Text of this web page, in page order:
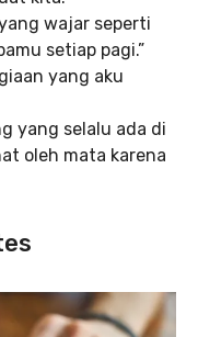
wajar seperti
setiap pagi.”
yang aku
yang selalu ada di
oleh mata karena